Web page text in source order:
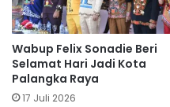
Wabup Felix Sonadie Beri
Selamat Hari Jadi Kota
Palangka Raya
17 Juli 2026